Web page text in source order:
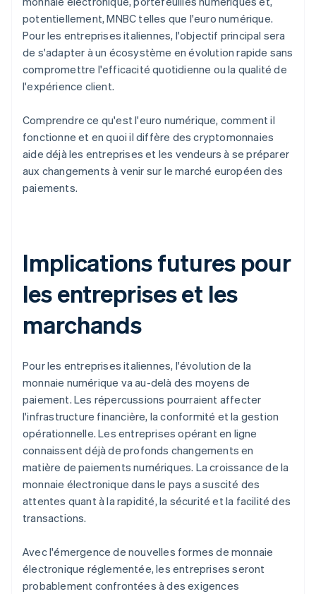
potentiellement, MNBC telles que l'euro numérique.
Pour les entreprises italiennes, l'objectif principal sera
de s'adapter à un écosystème en évolution rapide sans
compromettre l'efficacité quotidienne ou la qualité de
l'expérience client.
Comprendre ce qu'est l'euro numérique, comment il
fonctionne et en quoi il diffère des cryptomonnaies
aide déjà les entreprises et les vendeurs à se préparer
aux changements à venir sur le marché européen des
paiements.
Implications futures pour
les entreprises et les
marchands
Pour les entreprises italiennes, l'évolution de la
monnaie numérique va au-delà des moyens de
paiement. Les répercussions pourraient affecter
l'infrastructure financière, la conformité et la gestion
opérationnelle. Les entreprises opérant en ligne
connaissent déjà de profonds changements en
matière de paiements numériques. La croissance de la
monnaie électronique dans le pays a suscité des
attentes quant à la rapidité, la sécurité et la facilité des
transactions.
Avec l'émergence de nouvelles formes de monnaie
électronique réglementée, les entreprises seront
probablement confrontées à des exigences